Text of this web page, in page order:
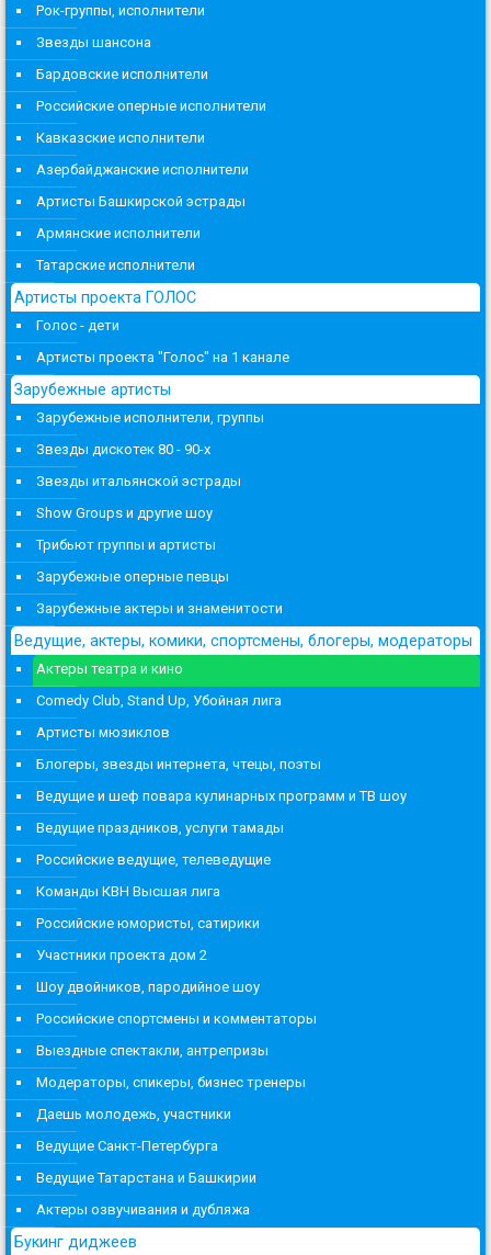
Рок-группы, исполнители
Звезды шансона
Бардовские исполнители
Российские оперные исполнители
Кавказские исполнители
Азербайджанские исполнители
Артисты Башкирской эстрады
Армянские исполнители
Татарские исполнители
Артисты проекта ГОЛОС
Голос - дети
Артисты проекта "Голос" на 1 канале
Зарубежные артисты
Зарубежные исполнители, группы
Звезды дискотек 80 - 90-х
Звезды итальянской эстрады
Show Groups и другие шоу
Трибьют группы и артисты
Зарубежные оперные певцы
Зарубежные актеры и знаменитости
Ведущие, актеры, комики, спортсмены, блогеры, модераторы
Актеры театра и кино
Comedy Club, Stand Up, Убойная лига
Артисты мюзиклов
Блогеры, звезды интернета, чтецы, поэты
Ведущие и шеф повара кулинарных программ и ТВ шоу
Ведущие праздников, услуги тамады
Российские ведущие, телеведущие
Команды КВН Высшая лига
Российские юмористы, сатирики
Участники проекта дом 2
Шоу двойников, пародийное шоу
Российские спортсмены и комментаторы
Выездные спектакли, антрепризы
Модераторы, спикеры, бизнес тренеры
Даешь молодежь, участники
Ведущие Санкт-Петербурга
Ведущие Татарстана и Башкирии
Актеры озвучивания и дубляжа
Букинг диджеев